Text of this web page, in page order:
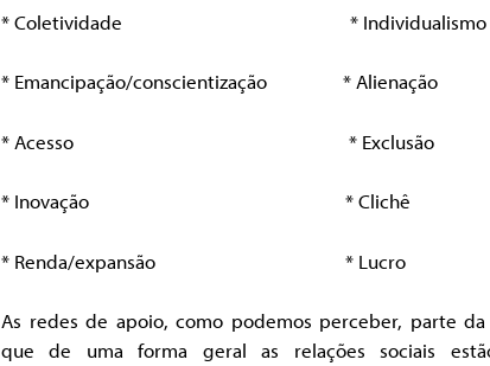
* Coletividade * Individualismo
* Emancipação/conscientização * Alienação
* Acesso * Exclusão
* Inovação * Clichê
* Renda/expansão * Lucro
As redes de apoio, como podemos perceber, parte
que de uma forma geral as relações sociais